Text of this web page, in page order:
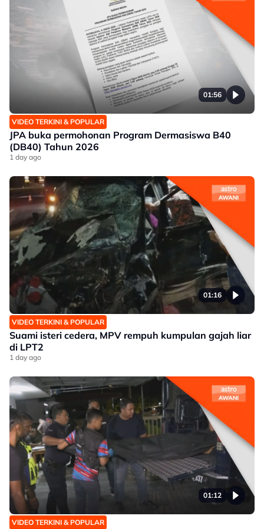
01:56
VIDEO TERKINI & POPULAR
JPA buka permohonan Program Dermasiswa B40
(DB40) Tahun 2026
1 day ago
01:16
VIDEO TERKINI & POPULAR
Suami isteri cedera, MPV rempuh kumpulan gajah liar
di LPT2
1 day ago
01:12
VIDEO TERKINI & POPULAR